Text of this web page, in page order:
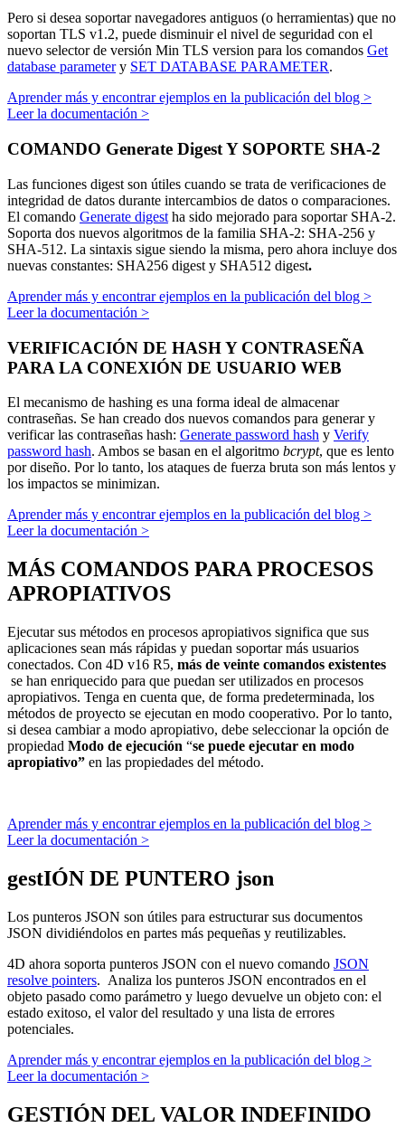
Pero si desea soportar navegadores antiguos (o herramientas) que no
soportan TLS v1.2, puede disminuir el nivel de seguridad con el
nuevo selector de versión Min TLS version para los comandos Get
database parametery SET DATABASE PARAMETER.
Aprender más y encontrar ejemplos en la publicación del blog >
Leer la documentación >
COMANDO Generate Digest Y SOPORTE SHA-2
Las funciones digest son útiles cuando se trata de verificaciones de
integridad de datos durante intercambios de datos o comparaciones.
El comando Generate digest ha sido mejorado para soportar SHA-2.
Soporta dos nuevos algoritmos de la familia SHA-2: SHA-256 y
SHA-512. La sintaxis sigue siendo la misma, pero ahora incluye dos
nuevas constantes: SHA256 digest y SHA512 digest.
Aprender más y encontrar ejemplos en la publicación del blog >
Leer la documentación >
VERIFICACIÓN DE HASH Y CONTRASEÑA
PARA LA CONEXIÓN DE USUARIO WEB
El mecanismo de hashing es una forma ideal de almacenar
contraseñas. Se han creado dos nuevos comandos para generar y
verificar las contraseñas hash: Generate password hash y Verify
password hash. Ambos se basan en el algoritmo bcrypt, que es lento
por diseño. Por lo tanto, los ataques de fuerza bruta son más lentos y
los impactos se minimizan.
Aprender más y encontrar ejemplos en la publicación del blog >
Leer la documentación >
MÁS COMANDOS PARA PROCESOS
APROPIATIVOS
Ejecutar sus métodos en procesos apropiativos significa que sus
aplicaciones sean más rápidas y puedan soportar más usuarios
conectados. Con 4D v16 R5, más de veinte comandos existentes
se han enriquecido para que puedan ser utilizados en procesos
apropiativos. Tenga en cuenta que, de forma predeterminada, los
métodos de proyecto se ejecutan en modo cooperativo. Por lo tanto,
si desea cambiar a modo apropiativo, debe seleccionar la opción de
propiedad Modo de ejecución “se puede ejecutar en modo
apropiativo” en las propiedades del método.
Aprender más y encontrar ejemplos en la publicación del blog >
Leer la documentación >
gestIÓN DE PUNTERO json
Los punteros JSON son útiles para estructurar sus documentos
JSON dividiéndolos en partes más pequeñas y reutilizables.
4D ahora soporta punteros JSON con el nuevo comando JSON
resolve pointers. Analiza los punteros JSON encontrados en el
objeto pasado como parámetro y luego devuelve un objeto con: el
estado exitoso, el valor del resultado y una lista de errores
potenciales.
Aprender más y encontrar ejemplos en la publicación del blog >
Leer la documentación >
GESTIÓN DEL VALOR INDEFINIDO